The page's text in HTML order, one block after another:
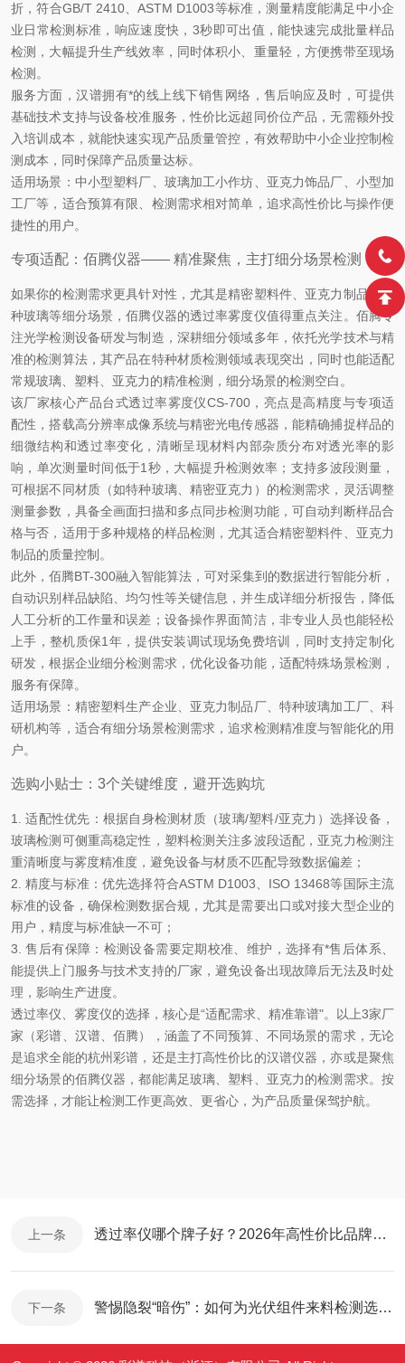
折，符合GB/T 2410、ASTM D1003等标准，测量精度能满足中小企
业日常检测标准，响应速度快，3秒即可出值，能快速完成批量样品
检测，大幅提升生产线效率，同时体积小、重量轻，方便携带至现场
检测。
服务方面，汉谱拥有*的线上线下销售网络，售后响应及时，可提供
基础技术支持与设备校准服务，性价比远超同价位产品，无需额外投
入培训成本，就能快速实现产品质量管控，有效帮助中小企业控制检
测成本，同时保障产品质量达标。
适用场景：中小型塑料厂、玻璃加工小作坊、亚克力饰品厂、小型加
工厂等，适合预算有限、检测需求相对简单，追求高性价比与操作便
捷性的用户。
专项适配：佰腾仪器—— 精准聚焦，主打细分场景检测
如果你的检测需求更具针对性，尤其是精密塑料件、亚克力制品、特
种玻璃等细分场景，佰腾仪器的透过率雾度仪值得重点关注。佰腾专
注光学检测设备研发与制造，深耕细分领域多年，依托光学技术与精
准的检测算法，其产品在特种材质检测领域表现突出，同时也能适配
常规玻璃、塑料、亚克力的精准检测，细分场景的检测空白。
该厂家核心产品台式透过率雾度仪CS-700，亮点是高精度与专项适
配性，搭载高分辨率成像系统与精密光电传感器，能精确捕捉样品的
细微结构和透过率变化，清晰呈现材料内部杂质分布对透光率的影
响，单次测量时间低于1秒，大幅提升检测效率；支持多波段测量，
可根据不同材质（如特种玻璃、精密亚克力）的检测需求，灵活调整
测量参数，具备全画面扫描和多点同步检测功能，可自动判断样品合
格与否，适用于多种规格的样品检测，尤其适合精密塑料件、亚克力
制品的质量控制。
此外，佰腾BT-300融入智能算法，可对采集到的数据进行智能分析，
自动识别样品缺陷、均匀性等关键信息，并生成详细分析报告，降低
人工分析的工作量和误差；设备操作界面简洁，非专业人员也能轻松
上手，整机质保1年，提供安装调试现场免费培训，同时支持定制化
研发，根据企业细分检测需求，优化设备功能，适配特殊场景检测，
服务有保障。
适用场景：精密塑料生产企业、亚克力制品厂、特种玻璃加工厂、科
研机构等，适合有细分场景检测需求，追求检测精准度与智能化的用
户。
选购小贴士：3个关键维度，避开选购坑
1. 适配性优先：根据自身检测材质（玻璃/塑料/亚克力）选择设备，
玻璃检测可侧重高稳定性，塑料检测关注多波段适配，亚克力检测注
重清晰度与雾度精准度，避免设备与材质不匹配导致数据偏差；
2. 精度与标准：优先选择符合ASTM D1003、ISO 13468等国际主流
标准的设备，确保检测数据合规，尤其是需要出口或对接大型企业的
用户，精度与标准缺一不可；
3. 售后有保障：检测设备需要定期校准、维护，选择有*售后体系、
能提供上门服务与技术支持的厂家，避免设备出现故障后无法及时处
理，影响生产进度。
透过率仪、雾度仪的选择，核心是“适配需求、精准靠谱"。以上3家厂
家（彩谱、汉谱、佰腾），涵盖了不同预算、不同场景的需求，无论
是追求全能的杭州彩谱，还是主打高性价比的汉谱仪器，亦或是聚焦
细分场景的佰腾仪器，都能满足玻璃、塑料、亚克力的检测需求。按
需选择，才能让检测工作更高效、更省心，为产品质量保驾护航。
上一条 透过率仪哪个牌子好？2026年高性价比品牌推荐，精准选型不踩坑
下一条 警惕隐裂“暗伤”：如何为光伏组件来料检测选对EL检测仪？